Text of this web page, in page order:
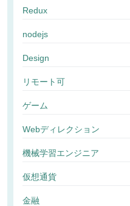
Redux
nodejs
Design
リモート可
ゲーム
Webディレクション
機械学習エンジニア
仮想通貨
金融